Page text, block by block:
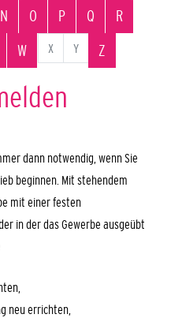
N O P Q
R
W X Y Z
dann notwendig, wenn Sie
beginnen. Mit stehendem
mit einer festen
in der das Gewerbe ausgeübt
neu errichten,